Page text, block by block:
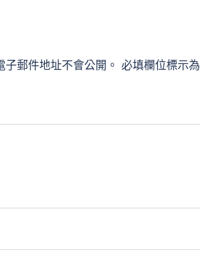
郵件地址不會公開。 必填欄位標示為